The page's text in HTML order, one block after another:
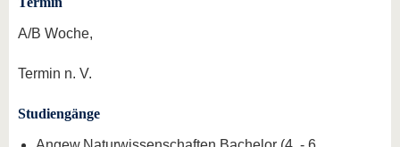
A/B Woche,
Termin n. V.
Studiengänge